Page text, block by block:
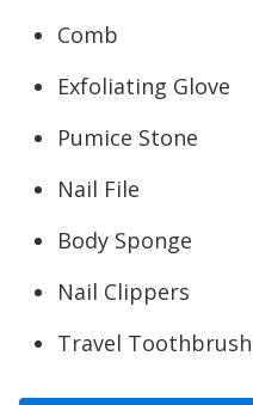
Comb
Exfoliating Glove
Pumice Stone
Nail File
Body Sponge
Nail Clippers
Travel Toothbrush